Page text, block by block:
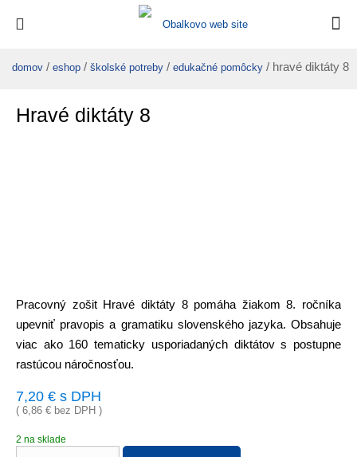
domov / eshop / školské potreby / edukačné pomôcky / hravé diktáty 8
Hravé diktáty 8
Pracovný zošit Hravé diktáty 8 pomáha žiakom 8. ročníka
upevniť pravopis a gramatiku slovenského jazyka. Obsahuje
viac ako 160 tematicky usporiadaných diktátov s postupne
rastúcou náročnosťou.
7,20 € s DPH
( 6,86 € bez DPH )
2 na sklade